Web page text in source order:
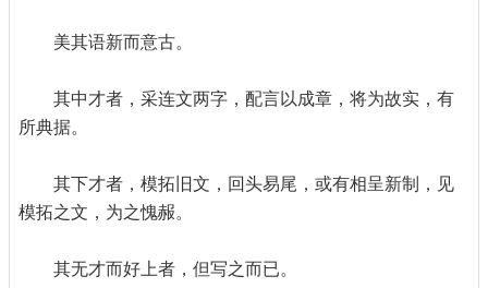
美其语新而意古。
其中才者，采连文两字，配言以成章，将为故实，有
所典据。
其下才者，模拓旧文，回头易尾，或有相呈新制，见
模拓之文，为之愧赧。
其无才而好上者，但写之而已。